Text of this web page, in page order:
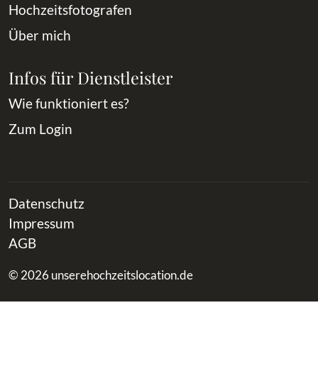
Hochzeitsfotografen
Über mich
Infos für Dienstleister
Wie funktioniert es?
Zum Login
Datenschutz
Impressum
AGB
© 2026 unserehochzeitslocation.de